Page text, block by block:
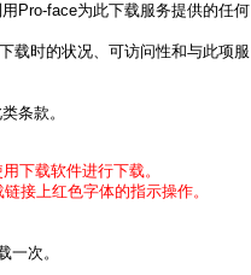
Pro-face为此下载服务提供的任何
载时的状况、可访问性和与此项服
条款。
下载软件进行下载。
接上红色字体的指示操作。
一次。